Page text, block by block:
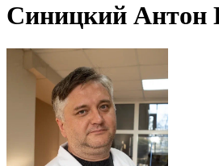
Синицкий Антон